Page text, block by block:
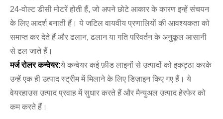
24-वोल्ट डीसी मोटरें होती हैं, जो अपने छोटे आकार के कारण इन्हें संचयन
के लिए आदर्श बनाती हैं। ये जटिल वायवीय प्रणालियों की आवश्यकता को
समाप्त कर देते हैं और ढलान, ढलान या गति परिवर्तन के अनुकूल आसानी
से ढल जाते हैं।
मर्ज रोलर कन्वेयर:ये कन्वेयर कई फ़ीड लाइनों से उत्पादों को इकट्ठा करके
उन्हें एक ही उत्पाद स्ट्रीम में मिलाने के लिए डिज़ाइन किए गए हैं। ये
वेयरहाउस उत्पाद प्रवाह में सुधार करते हैं और मैन्युअल उत्पाद हेरफेर को
कम करते हैं।